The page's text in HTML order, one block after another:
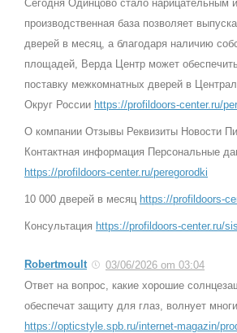
Сегодня Одинцово стало нарицательным
производственная база позволяет
дверей в месяц, а благодаря наличию
площадей, Верда Центр может
поставку межкомнатных дверей в
Округ России https://profildoors-center.ru/
О компании Отзывы Реквизиты Новости
Контактная информация Персональные
https://profildoors-center.ru/peregorodki
10 000 дверей в месяц https://profildoors-
Консультация https://profildoors-center.ru/
Robertmoult
03/06/2026 om 03:04
Ответ на вопрос, какие хорошие
обеспечат защиту для глаз, волнует
https://opticstyle.spb.ru/internet-magazin/